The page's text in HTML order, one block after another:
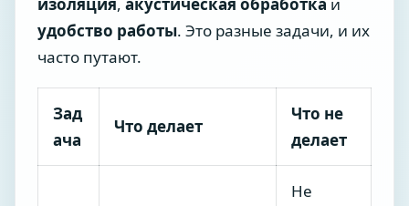
удобство работы. Это разные задачи, и их
часто путают.
Зад
ача
Что делает
Что не
делает
Не